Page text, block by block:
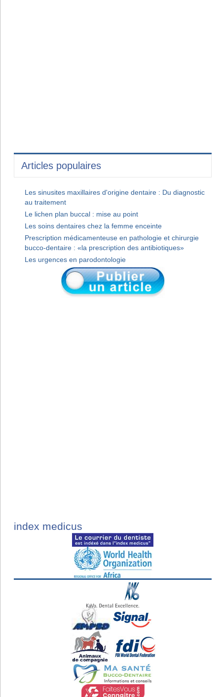
Articles populaires
Les sinusites maxillaires d'origine dentaire : Du diagnostic
au traitement
Le lichen plan buccal : mise au point
Les soins dentaires chez la femme enceinte
Prescription médicamenteuse en pathologie et chirurgie
bucco-dentaire : «la prescription des antibiotiques»
Les urgences en parodontologie
index medicus